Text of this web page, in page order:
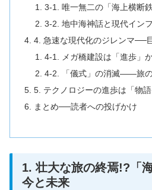
3-1. 唯一無二の「海上横断
3-2. 地中海神話と現代イン
4. 急速な現代化のジレンマ──
4-1. メガ橋建設は「進歩」
4-2. 「儀式」の消滅――旅
5. テクノロジーの進歩は「物
まとめ──読者への投げかけ
1. 壮大な旅の終焉!?「
今と未来